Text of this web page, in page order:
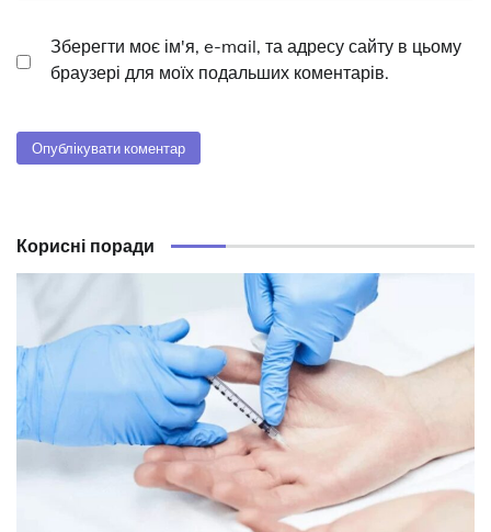
Зберегти моє ім'я, e-mail, та адресу сайту в цьому
браузері для моїх подальших коментарів.
Корисні поради